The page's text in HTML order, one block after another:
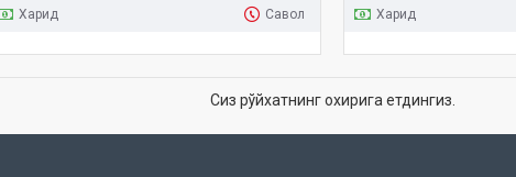
Харид Савол Харид
Сиз рўйхатнинг охирига етдингиз.